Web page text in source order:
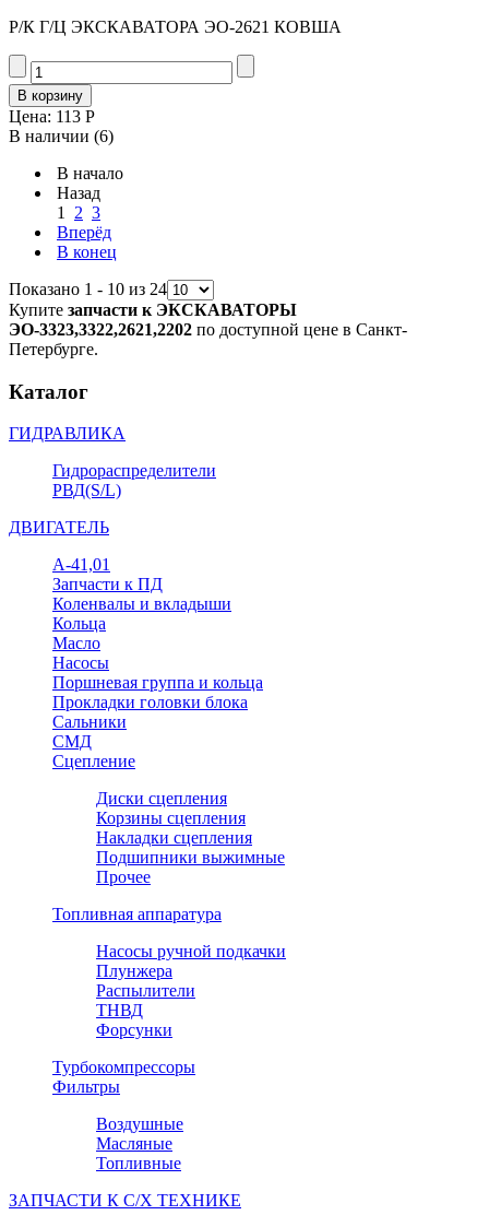
Р/К Г/Ц ЭКСКАВАТОРА ЭО-2621 КОВША
Цена: 113 Р
В наличии (6)
В начало
Назад
1
2 3
Вперёд
В конец
Показано 1 - 10 из 24
Купите запчасти к ЭКСКАВАТОРЫ
ЭО-3323,3322,2621,2202 по доступной цене в Санкт-
Петербурге.
Каталог
ГИДРАВЛИКА
Гидрораспределители
РВД(S/L)
ДВИГАТЕЛЬ
А-41,01
Запчасти к ПД
Коленвалы и вкладыши
Кольца
Масло
Насосы
Поршневая группа и кольца
Прокладки головки блока
Сальники
СМД
Сцепление
Диски сцепления
Корзины сцепления
Накладки сцепления
Подшипники выжимные
Прочее
Топливная аппаратура
Насосы ручной подкачки
Плунжера
Распылители
ТНВД
Форсунки
Турбокомпрессоры
Фильтры
Воздушные
Масляные
Топливные
ЗАПЧАСТИ К С/Х ТЕХНИКЕ